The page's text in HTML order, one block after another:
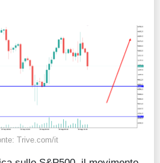
Trive.com/it